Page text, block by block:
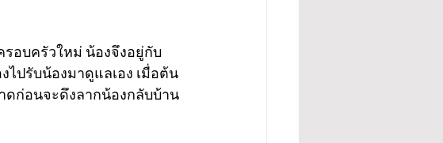
อบครัวใหม่ น้องจึงอยู่กับ
ไปรับน้องมาดูแลเอง เมื่อต้น
ดก่อนจะดึงลากน้องกลับบ้าน